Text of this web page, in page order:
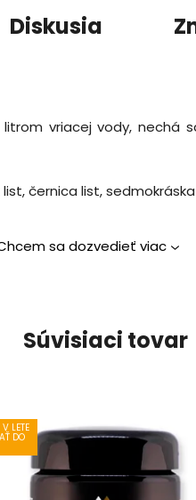
Diskusia
vriacej vody,
černica list,
sa dozvedieť viac
Súvisiaci tovar
LETE
DO